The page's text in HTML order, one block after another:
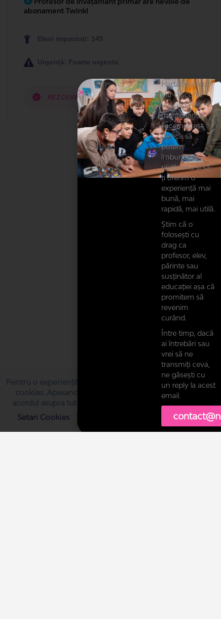
abonament Twinkl
Elevi impactați: 145
Urgență: Foarte urgenta
REZOLVATĂ DE
Pentru o experiență cât mai bună, acest website folosește
cookies. Apasand butonul “Sunt de acord”, iti exprimi
acordul asupra tuturor cookie-urilor pe care le folosim.
Setari Cookies
HartaEdueste
într-o scurtă
perioadă de
mentenanță.
Facem acest
pas ca să
putem
îmbunătăți
platforma și să-
ți oferim o
experiență mai
bună, mai
rapidă, mai utilă.
Știm că o
folosești cu
drag ca
profesor, elev,
părinte sau
susținător al
educației așa că
promitem să
revenim
curând.
Între timp, dacă
ai întrebări sau
vrei să ne
transmiți ceva,
ne găsești cu
un reply la acest
email.